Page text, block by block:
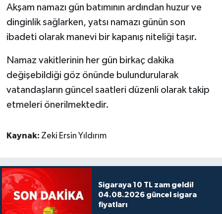
Akşam namazı gün batımının ardından huzur ve
dinginlik sağlarken, yatsı namazı günün son
ibadeti olarak manevi bir kapanış niteliği taşır.
Namaz vakitlerinin her gün birkaç dakika
değişebildiği göz önünde bulundurularak
vatandaşların güncel saatleri düzenli olarak takip
etmeleri önerilmektedir.
Kaynak: Zeki Ersin Yıldırım
Sigaraya 10 TL zam geldi!
04.08.2026 güncel sigara
fiyatları